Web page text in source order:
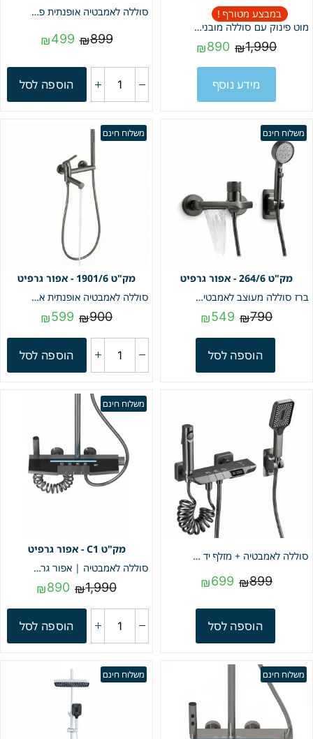
במבצע מטורף !
מוט פינוק עם סוללה מובנית | שייש לבן בשילוב אפור גרפיט | מק"ט C86
₪1,990
₪890
מידע נוסף
סוללה לאמבטיה אופנתית פלוס | צינור גמיש + מזלף יד ותופסן לקיר | צבע גרפיט | מט מק"ט 1902
₪899
₪499
הוספה לסל
משלוח חינם
264/6 - אפור גרפיט
ברז סוללה מעוצב לאמבטיה + מעמד למזלף בהדבקה + צינור ומזלף | אפור גרפיט | מק"ט 264/6
₪790
₪549
הוספה לסל
משלוח חינם
1901/6 - אפור גרפיט
סוללה לאמבטיה אופנתית איכותית פיית מילוי מתקפלת + מזלף יד וצינור גמיש | אפור גרפיט | מק"ט 1901/6
₪900
₪599
הוספה לסל
סוללה לאמבטיה + מזלף יד + מתיזן אופני איכותי עם צג דיגיטלי צבע גרפיט מק"ט 1904
₪899
₪699
הוספה לסל
משלוח חינם
C1 - אפור גרפיט
סוללה לאמבטיה | אפור גרפיט | מק"ט C1
₪1,990
₪890
הוספה לסל
משלוח חינם משלוח חינם